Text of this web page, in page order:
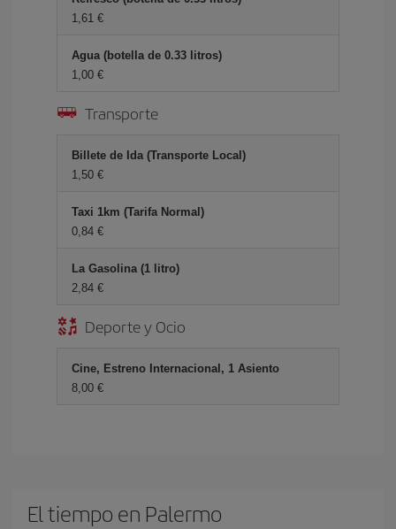
1,61 €
Agua (botella de 0.33 litros)
1,00 €
Transporte
Billete de Ida (Transporte Local)
1,50 €
Taxi 1km (Tarifa Normal)
0,84 €
La Gasolina (1 litro)
2,84 €
Deporte y Ocio
Cine, Estreno Internacional, 1 Asiento
8,00 €
El tiempo en Palermo